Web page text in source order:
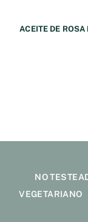
ACEITE DE ROSA
NO
VEGETARIANO